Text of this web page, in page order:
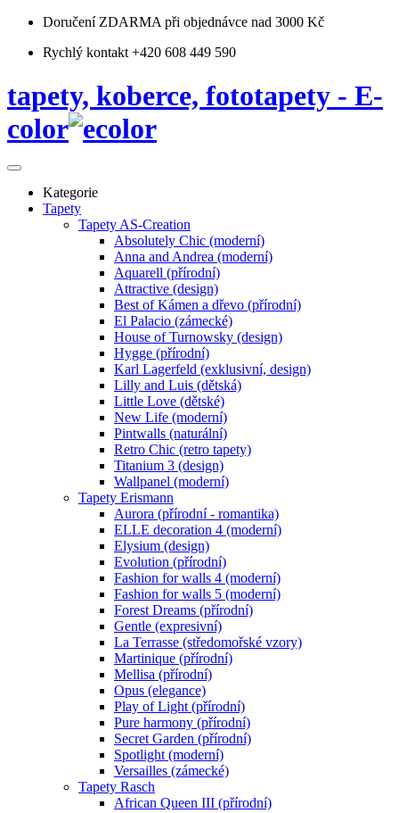
Doručení ZDARMA při objednávce nad 3000 Kč
Rychlý kontakt +420 608 449 590
tapety, koberce, fototapety - E-
color
Kategorie
Tapety
Tapety AS-Creation
Absolutely Chic (moderní)
Anna and Andrea (moderní)
Aquarell (přírodní)
Attractive (design)
Best of Kámen a dřevo (přírodní)
El Palacio (zámecké)
House of Turnowsky (design)
Hygge (přírodní)
Karl Lagerfeld (exklusivní, design)
Lilly and Luis (dětská)
Little Love (dětské)
New Life (moderní)
Pintwalls (naturální)
Retro Chic (retro tapety)
Titanium 3 (design)
Wallpanel (moderní)
Tapety Erismann
Aurora (přírodní - romantika)
ELLE decoration 4 (moderní)
Elysium (design)
Evolution (přírodní)
Fashion for walls 4 (moderní)
Fashion for walls 5 (moderní)
Forest Dreams (přírodní)
Gentle (expresivní)
La Terrasse (středomořské vzory)
Martinique (přírodní)
Mellisa (přírodní)
Opus (elegance)
Play of Light (přírodní)
Pure harmony (přírodní)
Secret Garden (přírodní)
Spotlight (moderní)
Versailles (zámecké)
Tapety Rasch
African Queen III (přírodní)